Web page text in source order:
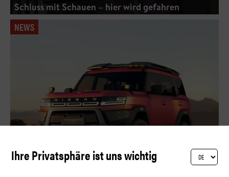
Schluss mit Schauen – hier wird gefahren
NEWS
Ihre Privatsphäre ist uns wichtig